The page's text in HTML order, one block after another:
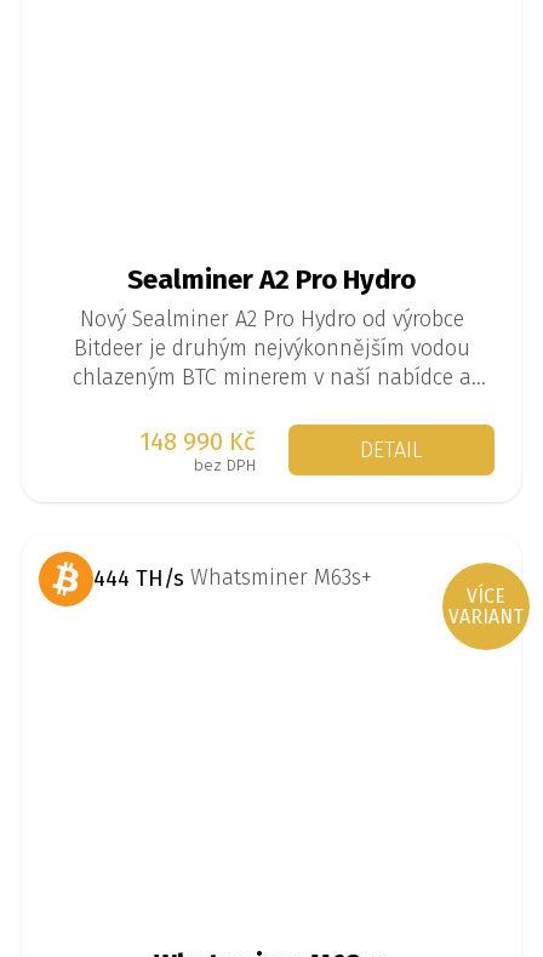
Sealminer A2 Pro Hydro
Nový Sealminer A2 Pro Hydro od výrobce
Bitdeer je druhým nejvýkonnějším vodou
chlazeným BTC minerem v naší nabídce a
7630 W.
148 990 Kč
bez DPH
DETAIL
VÍCE
VARIANT
444 TH/s